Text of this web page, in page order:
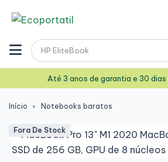
Até 3 anos de garantia e 30
Início Notebooks baratos
Fora De Stock